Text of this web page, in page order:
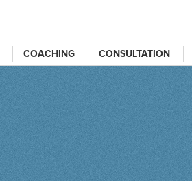
COACHING CONSULTATION